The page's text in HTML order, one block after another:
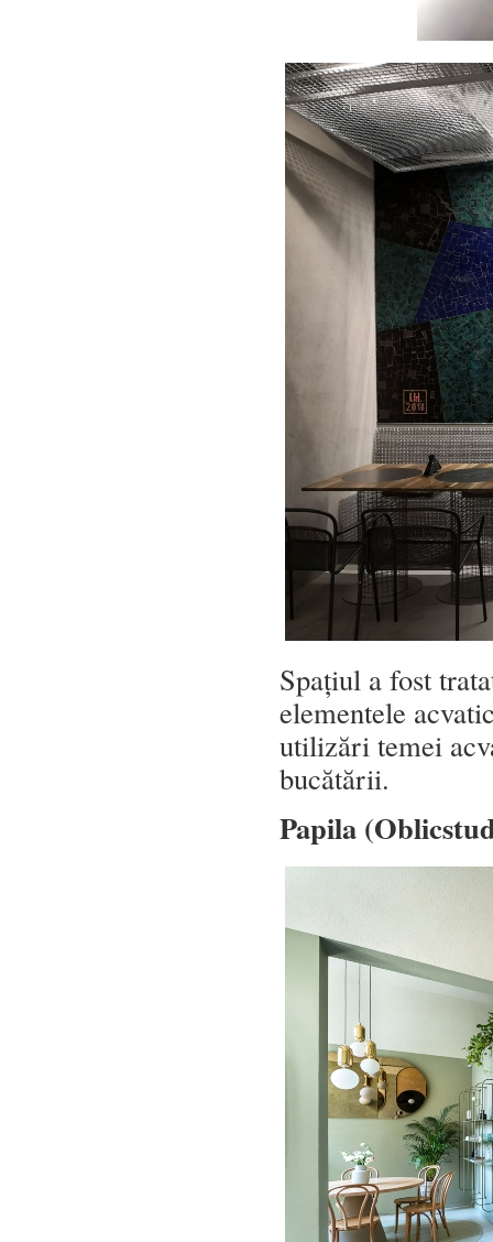
Spațiul a fost
elementele
utilizări temei
bucătării.
Papila